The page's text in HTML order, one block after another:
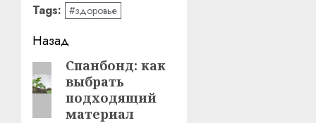
Tags: #здоровье
Навигация
записи
Назад
Предыдущая
запись:
Спанбонд: как
выбрать
подходящий
материал